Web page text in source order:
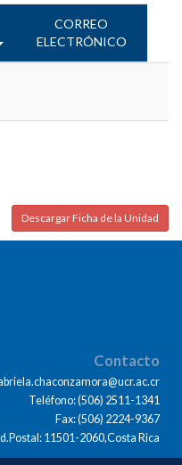
CORREO
ELECTRÓNICO
Descargar Ficha de la Unidad
Contacto
Teléfono: (506) 2511-1341
Fax: (506) 2224-9367
11501-2060,Costa Rica